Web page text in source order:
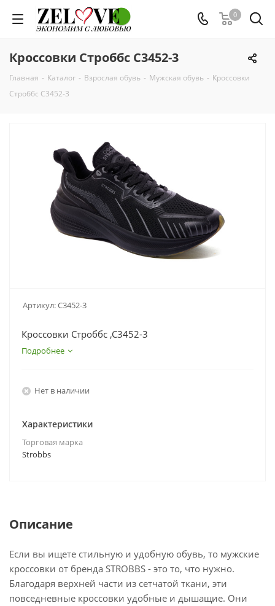
0
Кроссовки Строббс C3452-3
Главная - Каталог - Взрослая обувь - Мужская обувь - Кроссовки
Строббс C3452-3
Артикул:C3452-3
Кроссовки Строббс ,C3452-3
Подробнее
Нет в наличии
Характеристики
Торговая марка
Strobbs
Описание
Если вы ищете стильную и удобную обувь, то мужские
кроссовки от бренда STROBBS - это то, что нужно.
Благодаря верхней части из сетчатой ткани, эти
повседневные кроссовки удобные и дышащие. Они